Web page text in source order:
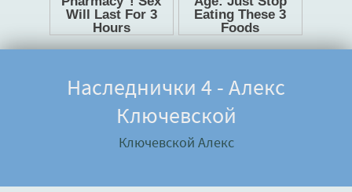
Наследнички 4 - Алекс
Ключевской
Ключевской Алекс